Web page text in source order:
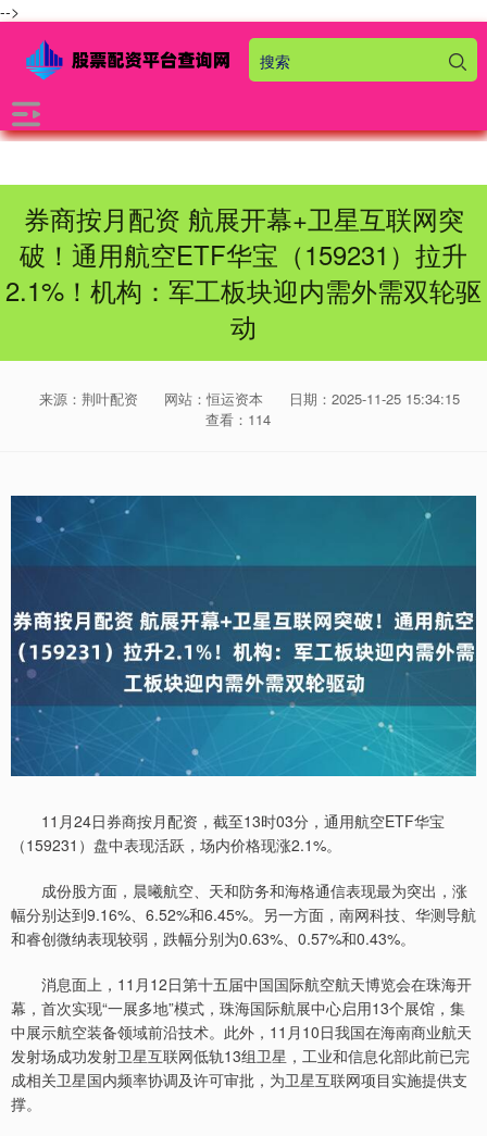
-->
券商按月配资 航展开幕+卫星互联网突
破！通用航空ETF华宝（159231）拉升
2.1%！机构：军工板块迎内需外需双轮驱
动
来源：荆叶配资 网站：恒运资本
日期：2025-11-25 15:34:15
查看：114
11月24日券商按月配资，截至13时03分，通用航空ETF华宝
（159231）盘中表现活跃，场内价格现涨2.1%。
成份股方面，晨曦航空、天和防务和海格通信表现最为突出，涨
幅分别达到9.16%、6.52%和6.45%。另一方面，南网科技、华测导航
和睿创微纳表现较弱，跌幅分别为0.63%、0.57%和0.43%。
消息面上，11月12日第十五届中国国际航空航天博览会在珠海开
幕，首次实现“一展多地”模式，珠海国际航展中心启用13个展馆，集
中展示航空装备领域前沿技术。此外，11月10日我国在海南商业航天
发射场成功发射卫星互联网低轨13组卫星，工业和信息化部此前已完
成相关卫星国内频率协调及许可审批，为卫星互联网项目实施提供支
撑。